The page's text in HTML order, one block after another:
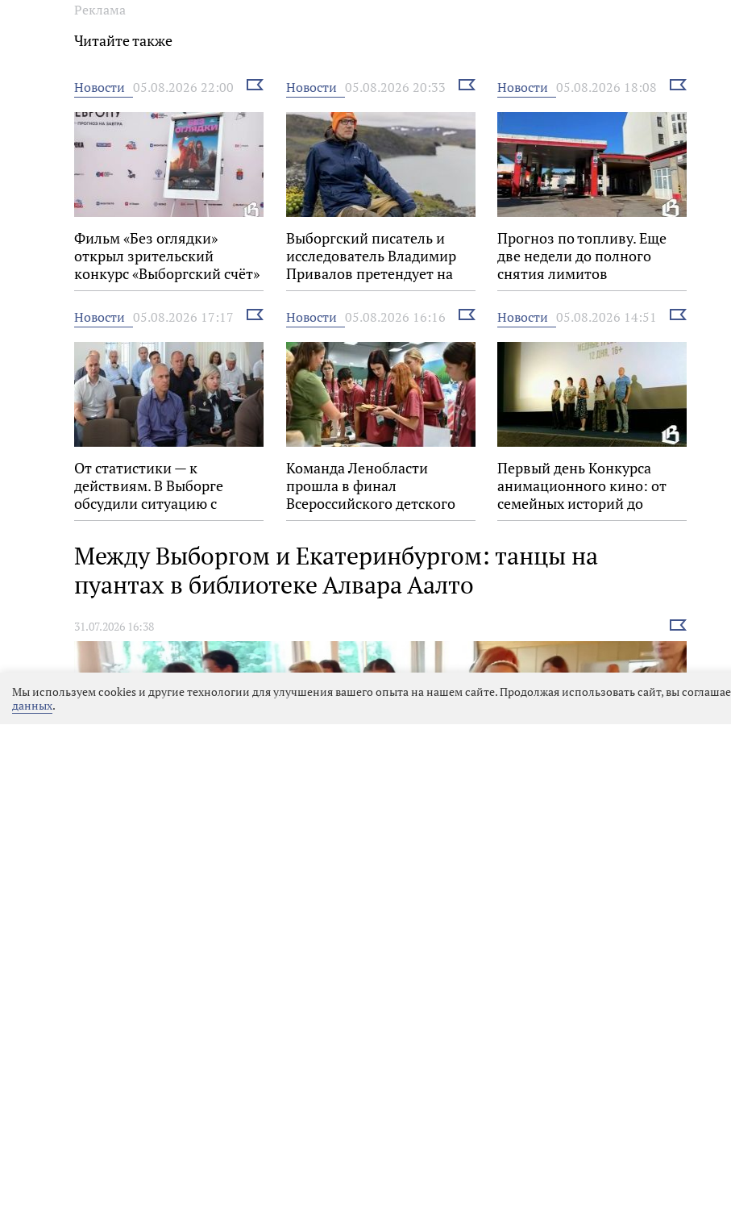
Реклама
Читайте также
Новости 05.08.2026 22:00
Выбрать
новость
Фильм «Без оглядки»
открыл зрительский
конкурс «Выборгский счёт»
на 34-м фестивале «Окно в
Европу»
Новости 05.08.2026 20:33
Выбрать
новость
Выборгский писатель и
исследователь Владимир
Привалов претендует на
награду «Знание.Премия»
Новости 05.08.2026 18:08
Выбрать
Прогноз по топливу. Еще
две недели до полного
снятия лимитов
Новости 05.08.2026 17:17
Выбрать
новость
От статистики — к
действиям. В Выборге
обсудили ситуацию с
пожарами в
Новости 05.08.2026 16:16
Выбрать
новость
Команда Ленобласти
прошла в финал
Всероссийского детского
экологического форума
Новости 05.08.2026 14:51
Выбрать
Первый день Конкурса
анимационного кино: от
семейных историй до
взрослых размышлений
Между Выборгом и Екатеринбургом: танцы на
пуантах в библиотеке Алвара Аалто
31.07.2026 16:38
Выбрать
новость
Мы используем cookies и другие технологии для улучшения вашего опыта на нашем сайте. Продолжая использовать сайт, вы
данных.